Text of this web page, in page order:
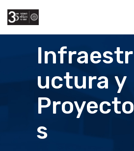
Infraestr
uctura y
Proyecto
s